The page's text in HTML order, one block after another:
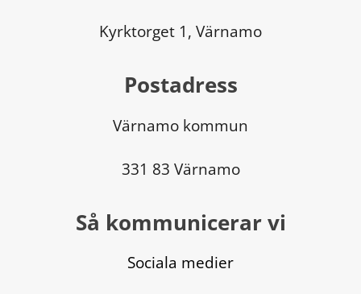
Kyrktorget 1, Värnamo
Postadress
Värnamo kommun
331 83 Värnamo
Så kommunicerar vi
Sociala medier